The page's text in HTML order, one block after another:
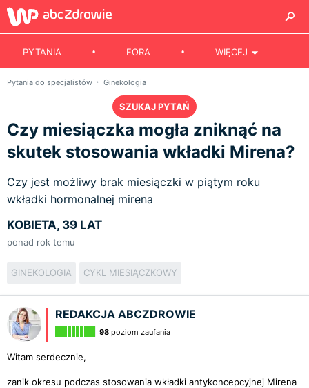
PYTANIA FORA WIĘCEJ
Pytania do specjalistów Ginekologia
SZUKAJ PYTAŃ
Czy miesiączka mogła zniknąć na
skutek stosowania wkładki Mirena?
Czy jest możliwy brak miesiączki w piątym roku
wkładki hormonalnej mirena
KOBIETA, 39 LAT
ponad rok temu
GINEKOLOGIA CYKL MIESIĄCZKOWY
REDAKCJA ABCZDROWIE
98 poziom zaufania
Witam serdecznie,
zanik okresu podczas stosowania wkładki antykoncepcyjnej Mirena